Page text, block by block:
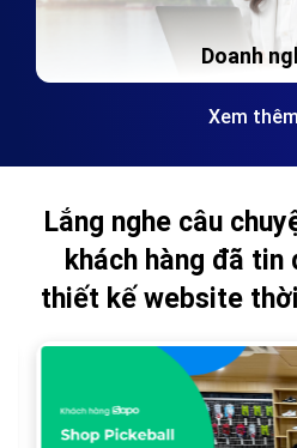
Doanh
Xem thêm
Lắng nghe câu
khách hàng đã tin
thiết kế website